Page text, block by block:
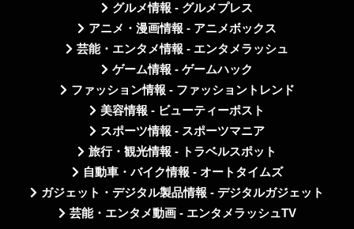
グルメ情報 - グルメプレス
アニメ・漫画情報 - アニメボックス
芸能・エンタメ情報 - エンタメラッシュ
ゲーム情報 - ゲームハック
ファッション情報 - ファッショントレンド
美容情報 - ビューティーポスト
スポーツ情報 - スポーツマニア
旅行・観光情報 - トラベルスポット
自動車・バイク情報 - オートタイムズ
ガジェット・デジタル製品情報 - デジタルガジェット
芸能・エンタメ動画 - エンタメラッシュTV